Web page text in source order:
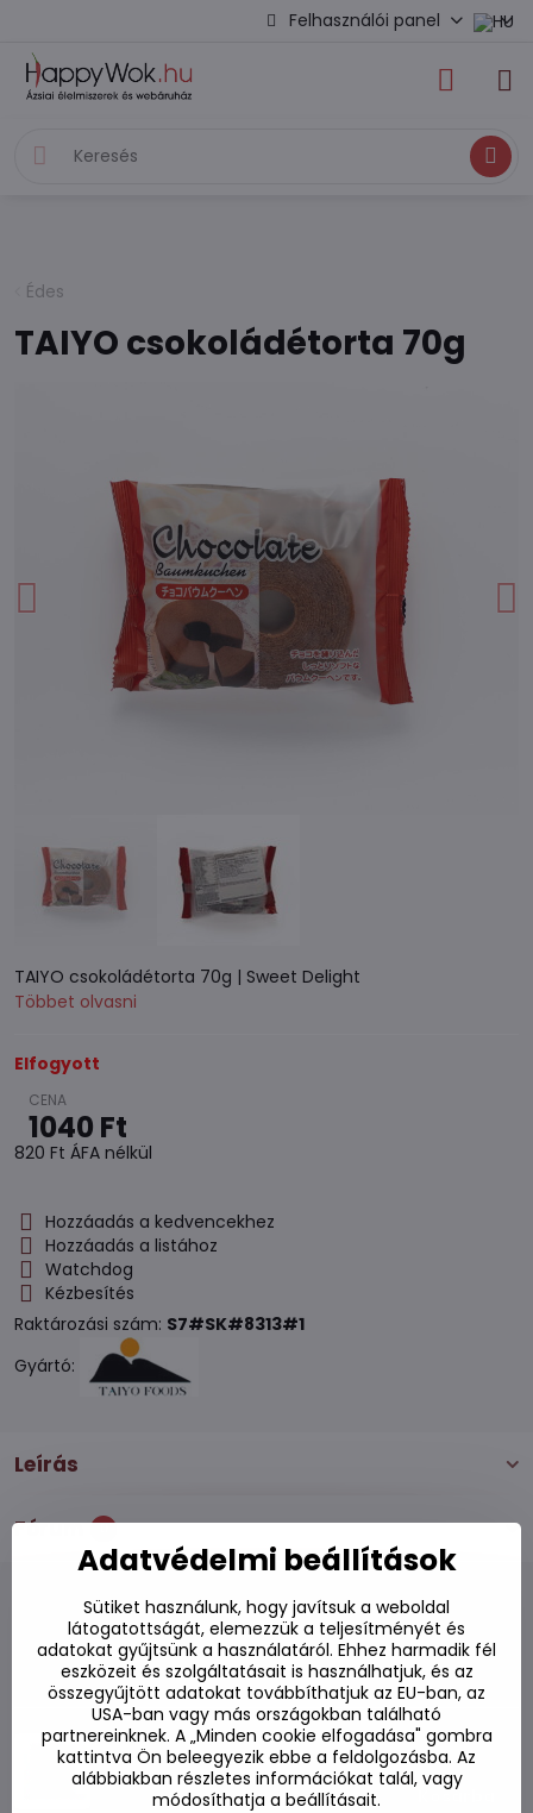
Felhasználói panel
Keresés
Édes
TAIYO csokoládétorta 70g
TAIYO csokoládétorta 70g | Sweet Delight
Többet olvasni
Elfogyott
1040 Ft
820 Ft ÁFA nélkül
Hozzáadás a kedvencekhez
Hozzáadás a listához
Watchdog
Kézbesítés
Raktározási szám: S7#SK#8313#1
Gyártó:
Leírás
Fórum 0
Alternatív termékek
Eper és tej torta TAIYO 60g
Készleten
960 Ft Kosárba
Adatvédelmi beállítások
Sütiket használunk, hogy javítsuk a weboldal
látogatottságát, elemezzük a teljesítményét és
adatokat gyűjtsünk a használatáról. Ehhez harmadik fél
eszközeit és szolgáltatásait is használhatjuk, és az
összegyűjtött adatokat továbbíthatjuk az EU-ban, az
USA-ban vagy más országokban található
partnereinknek. A „Minden cookie elfogadása" gombra
kattintva Ön beleegyezik ebbe a feldolgozásba. Az
alábbiakban részletes információkat talál, vagy
módosíthatja a beállításait.